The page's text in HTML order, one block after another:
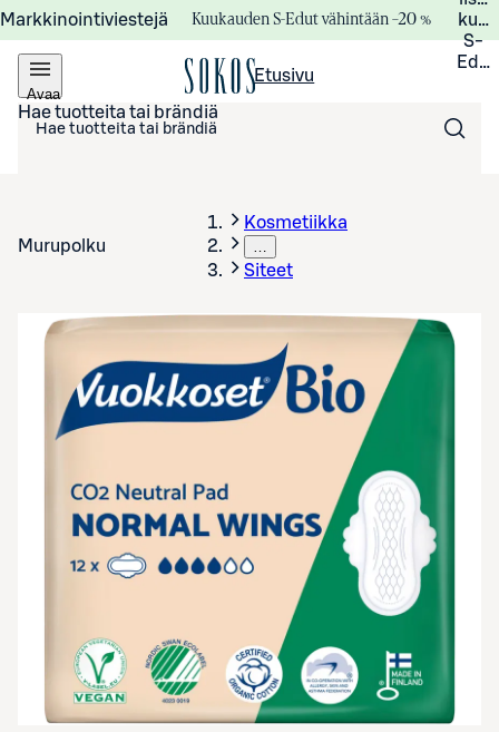
Markkinointiviestejä Kuukauden S-Edut vähintään –20 %
S-
Avaa
valikko
Etusivu
Hae tuotteita tai brändiä
Murupolku
Kosmetiikka
…
Siteet
Avaa tuotekuva suurennettuna